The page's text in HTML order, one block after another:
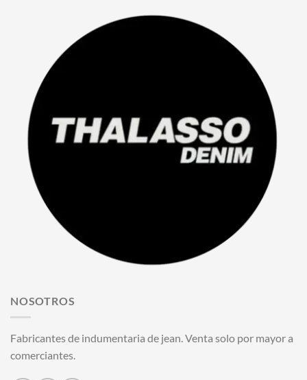
NOSOTROS
Fabricantes de indumentaria de jean. Venta solo por mayor a
comerciantes.